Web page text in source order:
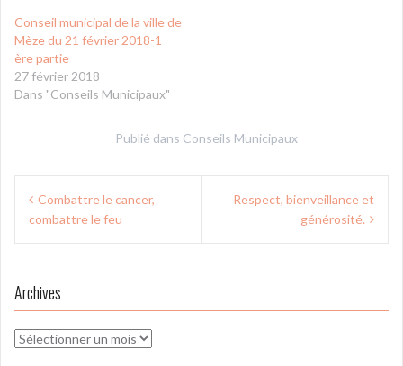
Conseil municipal de la ville de
Mèze du 21 février 2018-1
ère partie
27 février 2018
Dans "Conseils Municipaux"
Publié dans Conseils Municipaux
Navigation
deCombattre le cancer,
combattre le feu
Respect, bienveillance et
générosité.
Archives
Archives